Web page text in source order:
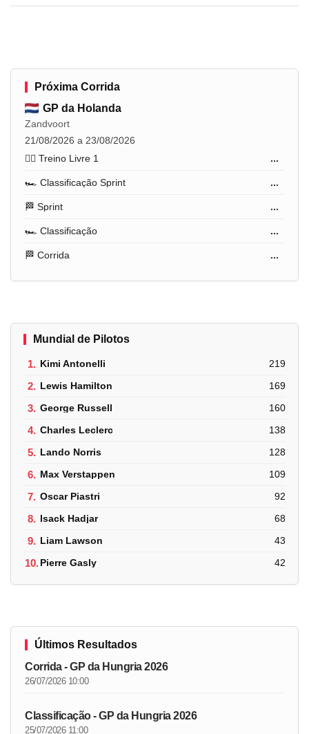
Próxima Corrida
GP da Holanda
Zandvoort
21/08/2026 a 23/08/2026
🏋️‍♂️ Treino Livre 1
...
🏎️ Classificação Sprint ...
🏁 Sprint ...
🏎️ Classificação ...
🏁 Corrida ...
Mundial de Pilotos
1. Kimi Antonelli 219
2. Lewis Hamilton 169
3. George Russell 160
4. Charles Leclerc 138
5. Lando Norris 128
6. Max Verstappen 109
7. Oscar Piastri 92
8. Isack Hadjar 68
9. Liam Lawson 43
10.Pierre Gasly 42
Últimos Resultados
Corrida - GP da Hungria 2026
26/07/2026 10:00
Classificação - GP da Hungria 2026
25/07/2026 11:00